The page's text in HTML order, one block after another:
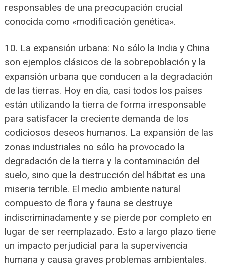
responsables de una preocupación crucial
conocida como «modificación genética».
10. La expansión urbana: No sólo la India y China
son ejemplos clásicos de la sobrepoblación y la
expansión urbana que conducen a la degradación
de las tierras. Hoy en día, casi todos los países
están utilizando la tierra de forma irresponsable
para satisfacer la creciente demanda de los
codiciosos deseos humanos. La expansión de las
zonas industriales no sólo ha provocado la
degradación de la tierra y la contaminación del
suelo, sino que la destrucción del hábitat es una
miseria terrible. El medio ambiente natural
compuesto de flora y fauna se destruye
indiscriminadamente y se pierde por completo en
lugar de ser reemplazado. Esto a largo plazo tiene
un impacto perjudicial para la supervivencia
humana y causa graves problemas ambientales.